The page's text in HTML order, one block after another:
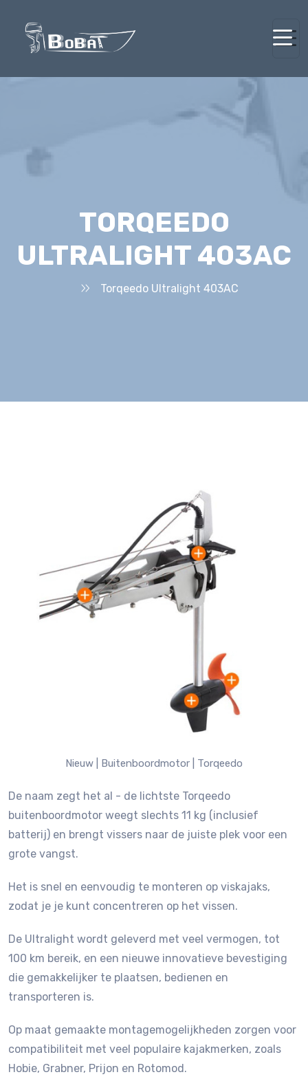
TORQEEDO
ULTRALIGHT 403AC
Torqeedo Ultralight 403AC
Nieuw | Buitenboordmotor | Torqeedo
De naam zegt het al - de lichtste Torqeedo
buitenboordmotor weegt slechts 11 kg (inclusief
batterij) en brengt vissers naar de juiste plek voor een
grote vangst.
Het is snel en eenvoudig te monteren op viskajaks,
zodat je je kunt concentreren op het vissen.
De Ultralight wordt geleverd met veel vermogen, tot
100 km bereik, en een nieuwe innovatieve bevestiging
die gemakkelijker te plaatsen, bedienen en
transporteren is.
Op maat gemaakte montagemogelijkheden zorgen voor
compatibiliteit met veel populaire kajakmerken, zoals
Hobie, Grabner, Prijon en Rotomod.